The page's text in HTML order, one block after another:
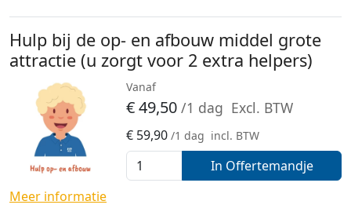
Hulp bij de op- en afbouw middel grote
attractie (u zorgt voor 2 extra helpers)
Vanaf
€49,50 /1 dag Excl. BTW
€ 59,90 /1 dag incl. BTW
In Offertemandje
Meer informatie